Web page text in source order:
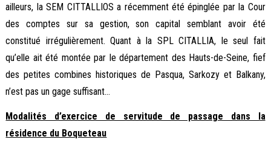
ailleurs, la SEM CITTALLIOS a récemment été épinglée par la Cour
des comptes sur sa gestion, son capital semblant avoir été
constitué irrégulièrement. Quant à la SPL CITALLIA, le seul fait
qu’elle ait été montée par le département des Hauts-de-Seine, fief
des petites combines historiques de Pasqua, Sarkozy et Balkany,
n’est pas un gage suffisant…
Modalités d’exercice de servitude de passage dans la
résidence du Boqueteau